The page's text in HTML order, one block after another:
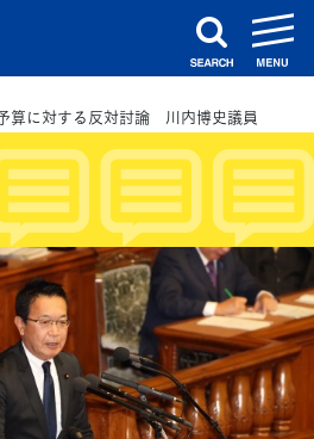
search
算に対する反対討論 川内博史議員